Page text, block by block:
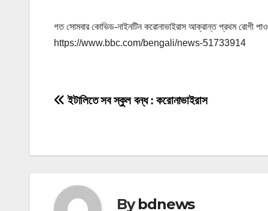
গত সোমবার কোভিড-নাইনটিন করোনাভাইরাস আক্রান্ত প্রথম রোগী
https://www.bbc.com/bengali/news-51733914
P
s
n
ইটালিতে সব স্কুল বন্ধ : করোনাভাইরাস
Bybdnews